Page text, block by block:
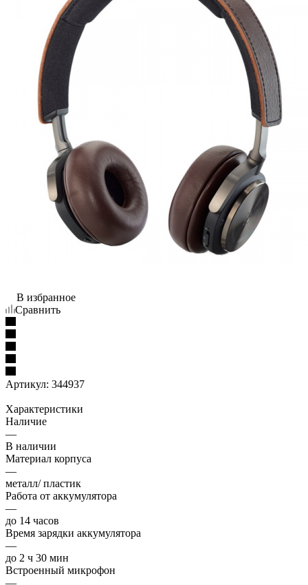
В избранное
Сравнить
Артикул: 344937
Характеристики
Наличие
—
В наличии
Материал корпуса
—
металл/ пластик
Работа от аккумулятора
—
до 14 часов
Время зарядки аккумулятора
—
до 2 ч 30 мин
Встроенный микрофон
—